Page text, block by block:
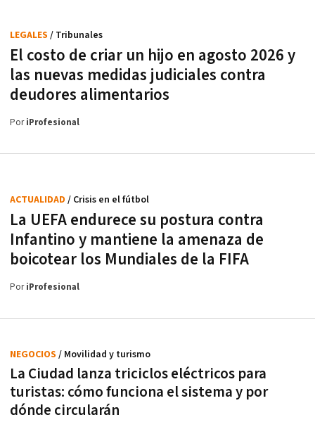
El costo de criar un hijo en agosto 2026 y
las nuevas medidas judiciales contra
deudores alimentarios
LEGALES / Tribunales
PoriProfesional
La UEFA endurece su postura contra
Infantino y mantiene la amenaza de
boicotear los Mundiales de la FIFA
ACTUALIDAD / Crisis en el fútbol
PoriProfesional
La Ciudad lanza triciclos eléctricos para
turistas: cómo funciona el sistema y por
dónde circularán
NEGOCIOS / Movilidad y turismo